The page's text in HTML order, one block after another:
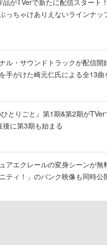
っちゃけありえないラインナッ
ル・サウンドトラックが配信
手がけた崎元仁氏による全13曲
ひとりごと』第1期&第2期が
に第3期も始まる
アエクレールの変身シーンが
ティ！」のバンク映像も同時公